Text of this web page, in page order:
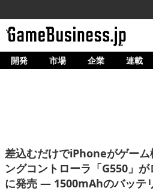
ホーム
企業動向
人材育成
開発 市場 企業 連載
差込むだけでiPhoneがゲーム
ングコントローラ「G550」
に発売 ― 1500mAhのバッテ